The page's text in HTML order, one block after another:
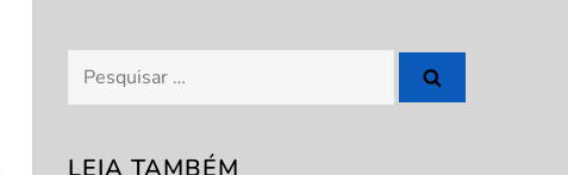
Pesquisar
por:
LEIA TAMBÉM